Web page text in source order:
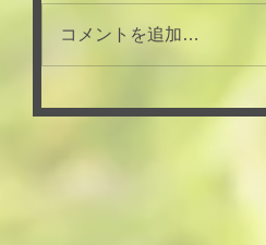
コメントを追加…